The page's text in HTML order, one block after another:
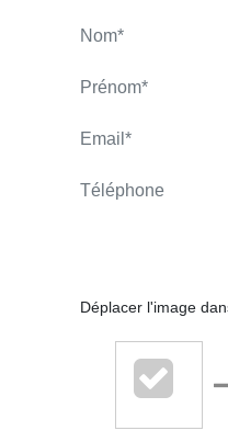
Chalton
Déplacer l'image